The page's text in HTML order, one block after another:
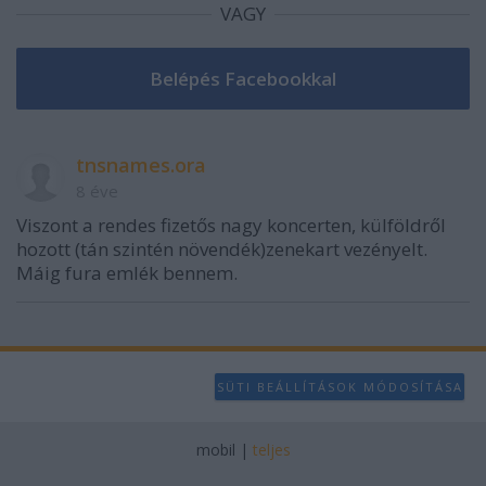
VAGY
tnsnames.ora
Viszont a rendes fizetős nagy koncerten, külföldről
hozott (tán szintén növendék)zenekart vezényelt.
Máig fura emlék bennem.
SÜTI BEÁLLÍTÁSOK MÓDOSÍTÁSA
mobil | teljes